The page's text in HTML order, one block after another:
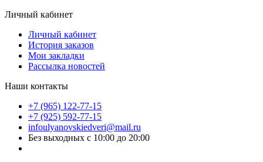
Личный кабинет
Личный кабинет
История заказов
Мои закладки
Рассылка новостей
Наши контакты
+7 (965) 122-77-15
+7 (925) 592-77-15
infoulyanovskiedveri@mail.ru
Без выходных с 10:00 до 20:00